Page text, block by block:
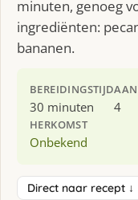
minuten, genoeg
ingrediënten:
bananen.
BEREIDINGSTIJD
30 minuten 4
HERKOMST
Onbekend
Direct naar recept ↓